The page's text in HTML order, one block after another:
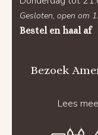
Gesloten, open om
Bestel en haal af
Bezoek
Lees